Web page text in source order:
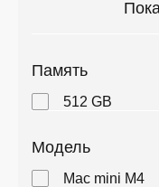
Память
512 GB
Модель
Mac mini M4